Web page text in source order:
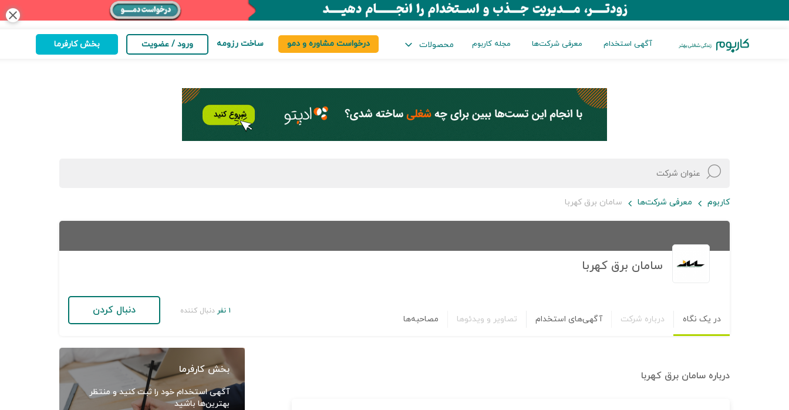
close
آگهی استخدام معرفی شرکت‌ها مجله کاربوم محصولات درخواست مشاوره و دمو ساخت رزومه ورود / عضویت بخش کارفرما
کاربوم معرفی شرکت‌ها سامان برق کهربا
سامان برق کهربا
در یک نگاه درباره شرکت آگهی‌های استخدام تصاویر و ویدئوها مصاحبه‌ها
۱ نفر دنبال کننده دنبال کردن
درباره سامان برق کهربا
بخش کارفرما
آگهی استخدام خود را ثبت کنید و منتظر
بهترین‌ها باشید